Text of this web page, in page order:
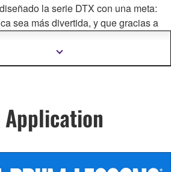
la serie DTX con una meta:
sea más divertida, y que gracias a
tacto y el realismo de una batería
Mostrar